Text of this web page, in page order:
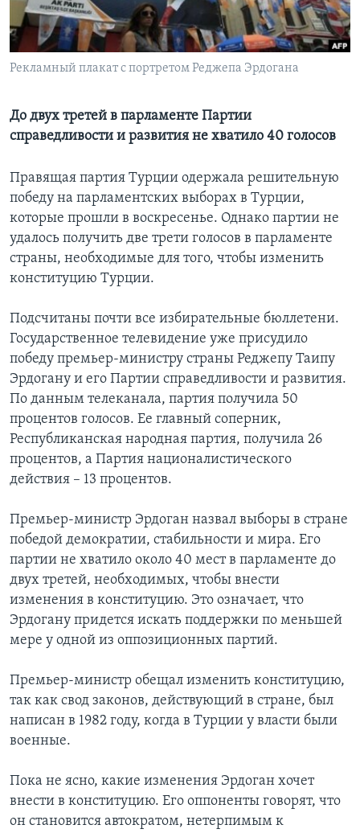
Learning English
СОЦИАЛЬНЫЕ СЕТИ
Языки
Рекламный плакат с портретом Реджепа Эрдогана
До двух третей в парламенте Партии
справедливости и развития не хватило 40 голосов
Правящая партия Турции одержала решительную
победу на парламентских выборах в Турции,
которые прошли в воскресенье. Однако партии не
удалось получить две трети голосов в парламенте
страны, необходимые для того, чтобы изменить
конституцию Турции.
Подсчитаны почти все избирательные бюллетени.
Государственное телевидение уже присудило
победу премьер-министру страны Реджепу Таипу
Эрдогану и его Партии справедливости и развития.
По данным телеканала, партия получила 50
процентов голосов. Ее главный соперник,
Республиканская народная партия, получила 26
процентов, а Партия националистического
действия – 13 процентов.
Премьер-министр Эрдоган назвал выборы в стране
победой демократии, стабильности и мира. Его
партии не хватило около 40 мест в парламенте до
двух третей, необходимых, чтобы внести
изменения в конституцию. Это означает, что
Эрдогану придется искать поддержки по меньшей
мере у одной из оппозиционных партий.
Премьер-министр обещал изменить конституцию,
так как свод законов, действующий в стране, был
написан в 1982 году, когда в Турции у власти были
военные.
Пока не ясно, какие изменения Эрдоган хочет
внести в конституцию. Его оппоненты говорят, что
он становится автократом, нетерпимым к